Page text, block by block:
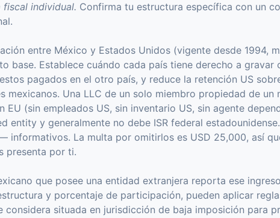
fiscal individual. Confirma tu estructura específica con un
entre México y Estados Unidos (vigente desde 1994,
base. Establece cuándo cada país tiene derecho a gravar
pagados en el otro país, y reduce la retención US
mexicanos. Una LLC de un solo miembro propiedad de un
EU (sin empleados US, sin inventario US, sin agente
entity y generalmente no debe ISR federal
informativos. La multa por omitirlos es USD 25,000, así
presenta por ti.
que posee una entidad extranjera reporta ese
y porcentaje de participación, pueden aplicar
considera situada en jurisdicción de baja imposición para